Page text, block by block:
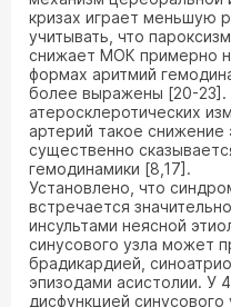
кризах играет меньшую
учитывать, что
снижает МОК примерно
формах аритмий
более выражены [20-
атеросклеротических
артерий такое
существенно
гемодинамики [8,17].
Установлено, что
встречается
инсультами неясной
синусового узла может
брадикардией,
эпизодами асистолии. У
дисфункцией синусового